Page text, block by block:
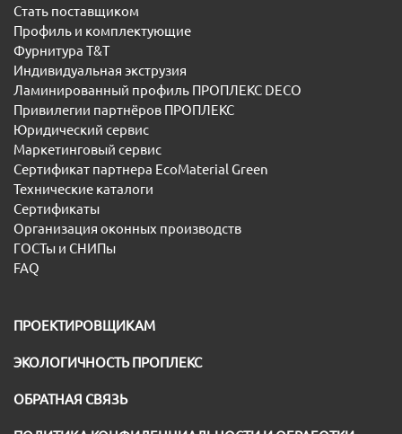
Стать поставщиком
Профиль и комплектующие
Фурнитура T&T
Индивидуальная экструзия
Ламинированный профиль ПРОПЛЕКС DECO
Привилегии партнёров ПРОПЛЕКС
Юридический сервис
Маркетинговый сервис
Сертификат партнера EcoMaterial Green
Технические каталоги
Сертификаты
Организация оконных производств
ГОСТы и СНИПы
FAQ
ПРОЕКТИРОВЩИКАМ
ЭКОЛОГИЧНОСТЬ ПРОПЛЕКС
ОБРАТНАЯ СВЯЗЬ